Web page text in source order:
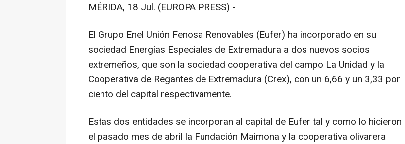
MÉRIDA, 18 Jul. (EUROPA PRESS) -
El Grupo Enel Unión Fenosa Renovables (Eufer) ha incorporado en su
sociedad Energías Especiales de Extremadura a dos nuevos socios
extremeños, que son la sociedad cooperativa del campo La Unidad y la
Cooperativa de Regantes de Extremadura (Crex), con un 6,66 y un 3,33 por
ciento del capital respectivamente.
Estas dos entidades se incorporan al capital de Eufer tal y como lo hicieron
el pasado mes de abril la Fundación Maimona y la cooperativa olivarera